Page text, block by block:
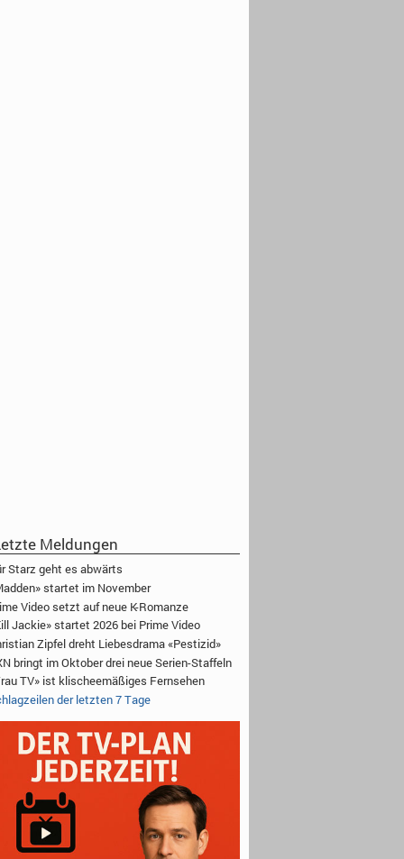
Meldungen
Starz geht es abwärts
startet im November
Video setzt auf neue K-Romanze
Jackie» startet 2026 bei Prime Video
Zipfel dreht Liebesdrama «Pestizid»
bringt im Oktober drei neue Serien-Staffeln
TV» ist klischeemäßiges Fernsehen
der letzten 7 Tage